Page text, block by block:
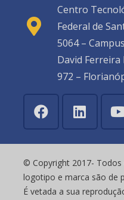
Centro
Federal de
5064 –
David Ferreira
972 –
© Copyright 2017- Todos
logotipo e marca são de
É vetada a sua